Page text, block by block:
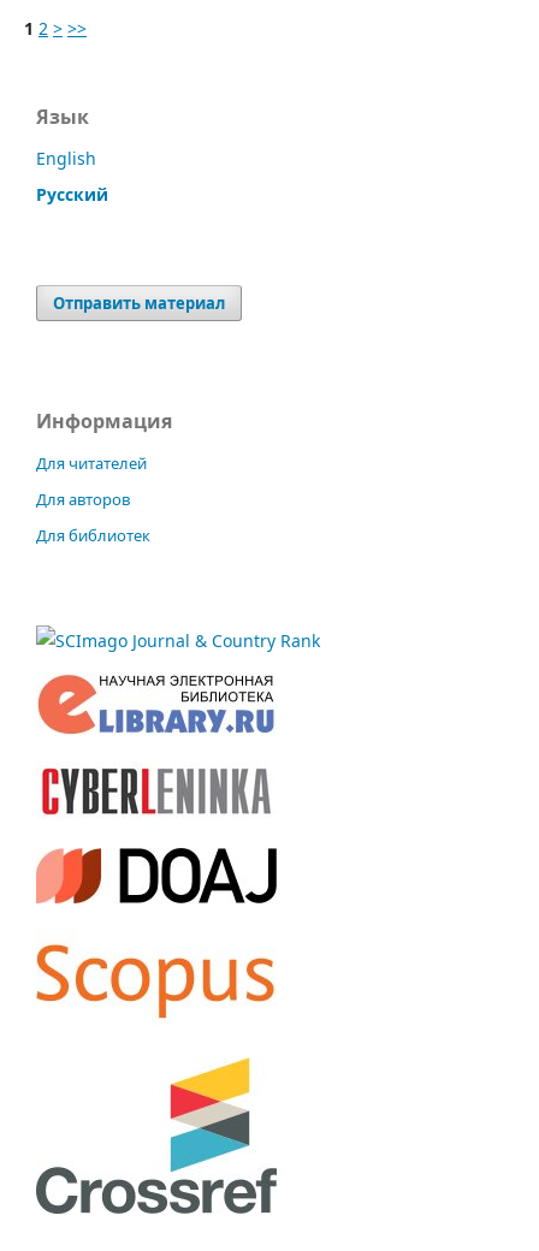
1 2 > >>
Язык
English
Русский
Отправить материал
Информация
Для читателей
Для авторов
Для библиотек